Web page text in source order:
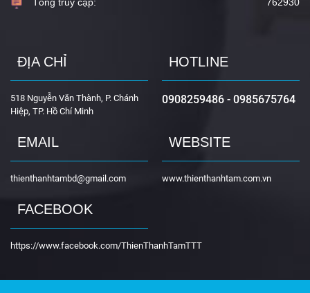
ĐỊA CHỈ
518 Nguyễn Văn Thành, P. Chánh
Hiệp, TP. Hồ Chí Minh
HOTLINE
0908259486 - 0985675764
EMAIL
thienthanhtambd@gmail.com
WEBSITE
www.thienthanhtam.com.vn
FACEBOOK
https://www.facebook.com/ThienThanhTamTTT